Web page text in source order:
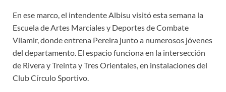
En ese marco, el intendente Albisu visitó esta semana la
Escuela de Artes Marciales y Deportes de Combate
Vilamir, donde entrena Pereira junto a numerosos jóvenes
del departamento. El espacio funciona en la intersección
de Rivera y Treinta y Tres Orientales, en instalaciones del
Club Círculo Sportivo.